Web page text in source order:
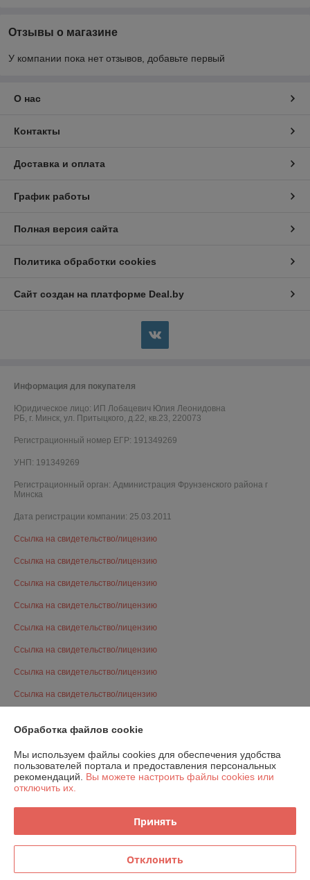
Отзывы о магазине
У компании пока нет отзывов, добавьте первый
О нас
Контакты
Доставка и оплата
График работы
Полная версия сайта
Политика обработки cookies
Сайт создан на платформе Deal.by
Информация для покупателя
Юридическое лицо: ИП Лобацевич Юлия Леонидовна
РБ, г. Минск, ул. Притыцкого, д.22, кв.23, 220073
Регистрационный номер ЕГР: 191349269
УНП: 191349269
Регистрационный орган: Администрация Фрунзенского района г
Минска
Дата регистрации компании: 25.03.2011
Ссылка на свидетельство/лицензию
Ссылка на свидетельство/лицензию
Ссылка на свидетельство/лицензию
Ссылка на свидетельство/лицензию
Ссылка на свидетельство/лицензию
Ссылка на свидетельство/лицензию
Ссылка на свидетельство/лицензию
Ссылка на свидетельство/лицензию
Ссылка на свидетельство/лицензию
Ссылка на свидетельство/лицензию
Ссылка на свидетельство/лицензию
Ссылка на свидетельство/лицензию
Ссылка на свидетельство/лицензию
Ссылка на свидетельство/лицензию
Обработка файлов cookie
Мы используем файлы cookies для обеспечения удобства
пользователей портала и предоставления персональных
рекомендаций. Вы можете настроить файлы cookies или
отключить их.
Принять
Отклонить